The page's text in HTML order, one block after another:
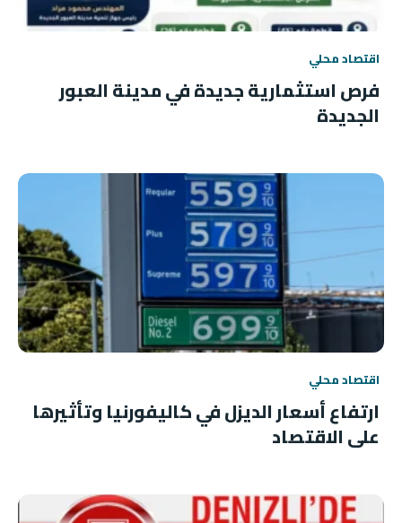
اقتصاد محلي
فرص استثمارية جديدة في مدينة العبور
الجديدة
اقتصاد محلي
ارتفاع أسعار الديزل في كاليفورنيا وتأثيرها
على الاقتصاد